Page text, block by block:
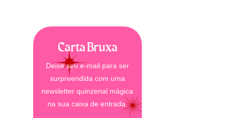
Carta Bruxa
Deixe seu e-mail para ser
surpreendida com uma
newsletter quinzenal mágica
na sua caixa de entrada.